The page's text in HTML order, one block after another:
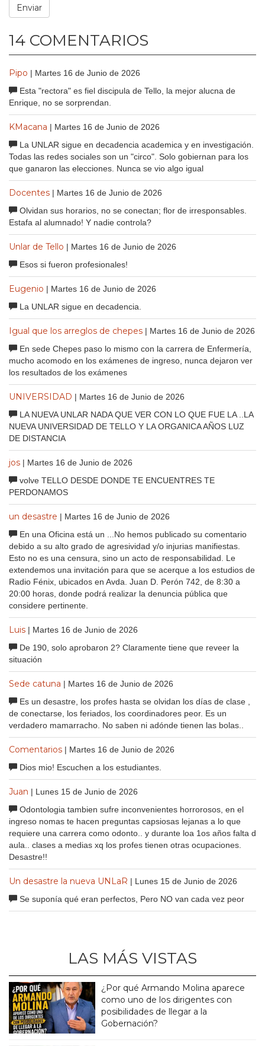
14 COMENTARIOS
Pipo | Martes 16 de Junio de 2026
Esta "rectora" es fiel discipula de Tello, la mejor alucna de
Enrique, no se sorprendan.
KMacana | Martes 16 de Junio de 2026
La UNLAR sigue en decadencia academica y en investigación.
Todas las redes sociales son un "circo". Solo gobiernan para los
que ganaron las elecciones. Nunca se vio algo igual
Docentes | Martes 16 de Junio de 2026
Olvidan sus horarios, no se conectan; flor de irresponsables.
Estafa al alumnado! Y nadie controla?
Unlar de Tello | Martes 16 de Junio de 2026
Esos si fueron profesionales!
Eugenio | Martes 16 de Junio de 2026
La UNLAR sigue en decadencia.
Igual que los arreglos de chepes | Martes 16 de Junio de 2026
En sede Chepes paso lo mismo con la carrera de Enfermería,
mucho acomodo en los exámenes de ingreso, nunca dejaron ver
los resultados de los exámenes
UNIVERSIDAD | Martes 16 de Junio de 2026
LA NUEVA UNLAR NADA QUE VER CON LO QUE FUE LA ..LA
NUEVA UNIVERSIDAD DE TELLO Y LA ORGANICA AÑOS LUZ
DE DISTANCIA
jos | Martes 16 de Junio de 2026
volve TELLO DESDE DONDE TE ENCUENTRES TE
PERDONAMOS
un desastre | Martes 16 de Junio de 2026
En una Oficina está un ...No hemos publicado su comentario
debido a su alto grado de agresividad y/o injurias manifiestas.
Esto no es una censura, sino un acto de responsabilidad. Le
extendemos una invitación para que se acerque a los estudios de
Radio Fénix, ubicados en Avda. Juan D. Perón 742, de 8:30 a
20:00 horas, donde podrá realizar la denuncia pública que
considere pertinente.
Luis | Martes 16 de Junio de 2026
De 190, solo aprobaron 2? Claramente tiene que reveer la
situación
Sede catuna | Martes 16 de Junio de 2026
Es un desastre, los profes hasta se olvidan los días de clase ,
de conectarse, los feriados, los coordinadores peor. Es un
verdadero mamarracho. No saben ni adónde tienen las bolas..
Comentarios | Martes 16 de Junio de 2026
Dios mio! Escuchen a los estudiantes.
Juan | Lunes 15 de Junio de 2026
Odontologia tambien sufre inconvenientes horrorosos, en el
ingreso nomas te hacen preguntas capsiosas lejanas a lo que
requiere una carrera como odonto.. y durante loa 1os años falta d
aula.. clases a medias xq los profes tienen otras ocupaciones.
Desastre!!
Un desastre la nueva UNLaR | Lunes 15 de Junio de 2026
Se suponía qué eran perfectos, Pero NO van cada vez peor
LAS MÁS VISTAS
¿Por qué Armando Molina aparece
como uno de los dirigentes con
posibilidades de llegar a la
Gobernación?